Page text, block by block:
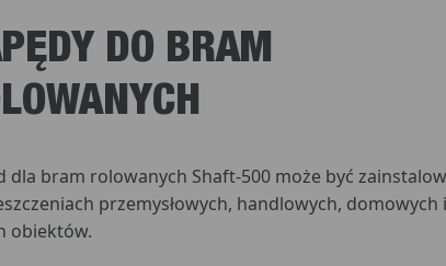
DO BRAM
dla bram rolowanych Shaft-500 może być
przemysłowych, handlowych, domowych i
obiektów.